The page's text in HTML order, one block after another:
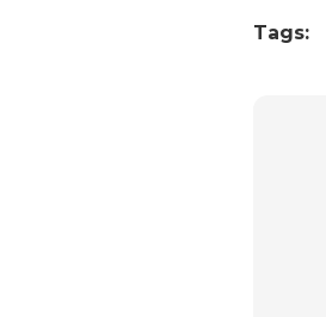
Tags: